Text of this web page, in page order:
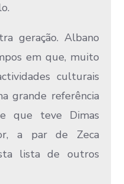
geração. Albano
em que, muito
culturais
grande referência
que teve Dimas
a par de Zeca
lista de outros